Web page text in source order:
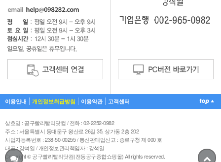
이용안내 개인정보취급방침 이용약관 고객센터
상호명 : 공구빨리빨리닷컴 / 전화 : 02-2252-0982
주소 : 서울특별시 동대문구 왕산로 26길 35, 상가동 2층 202
사업자등록번호 : 238-50-00255 / 통신판매업신고 : 종로구청 제 000 호
대표 : 강석일 / 개인정보관리책임자 : 강석일
Copyright © 공구빨리빨리닷컴(전동공구종합쇼핑몰) All rights reserved.